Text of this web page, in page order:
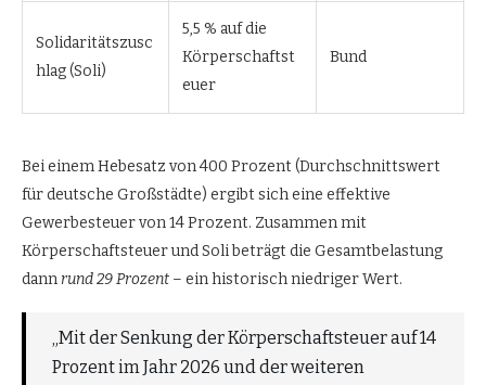
Solidaritätszusc
hlag (Soli)
5,5 % auf die
Körperschaftst
euer
Bund
Bei einem Hebesatz von 400 Prozent (Durchschnittswert
für deutsche Großstädte) ergibt sich eine effektive
Gewerbesteuer von 14 Prozent. Zusammen mit
Körperschaftsteuer und Soli beträgt die Gesamtbelastung
dann rund 29 Prozent – ein historisch niedriger Wert.
„Mit der Senkung der Körperschaftsteuer auf 14
Prozent im Jahr 2026 und der weiteren